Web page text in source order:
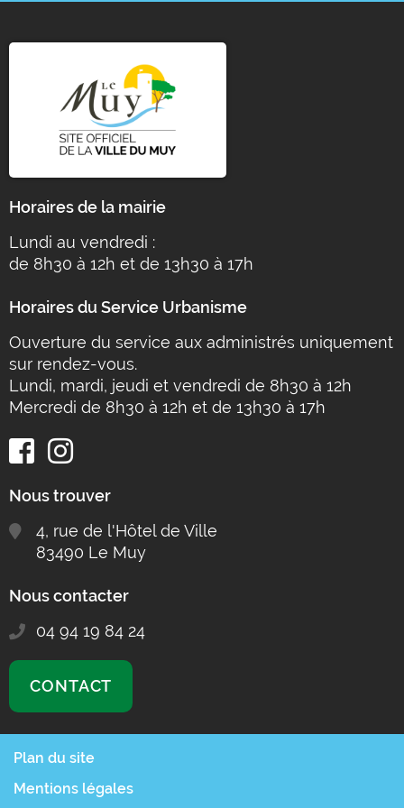
LA
RECHERCHE
Horaires de la mairie
Lundi au vendredi :
de 8h30 à 12h et de 13h30 à 17h
Horaires du Service Urbanisme
Ouverture du service aux administrés uniquement
sur rendez-vous.
Lundi, mardi, jeudi et vendredi de 8h30 à 12h
Mercredi de 8h30 à 12h et de 13h30 à 17h
Nous trouver
4, rue de l'Hôtel de Ville
83490 Le Muy
Nous contacter
04 94 19 84 24
CONTACT
Plan du site
Mentions légales